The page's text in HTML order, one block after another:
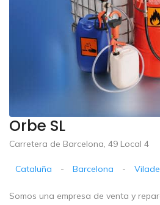
Orbe SL
Carretera de Barcelona, 49 Local 4
Cataluña - Barcelona -
Somos una empresa de venta y